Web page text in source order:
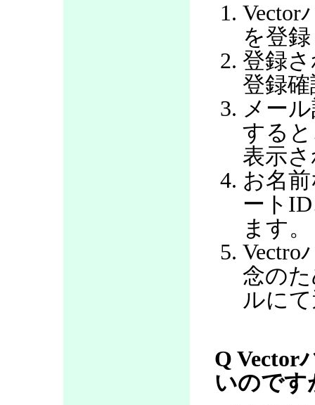
Vector
を登
登録
登録
メー
する
表示
お名
ート
ます。
Vectro
念の
ルに
Q Vector
いのです